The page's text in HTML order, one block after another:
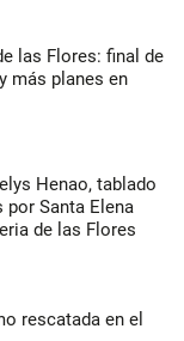
las Flores: final de
más planes en
Henao, tablado
por Santa Elena
de las Flores
rescatada en el